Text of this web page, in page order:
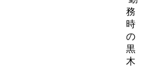
務
時
の
黒
木